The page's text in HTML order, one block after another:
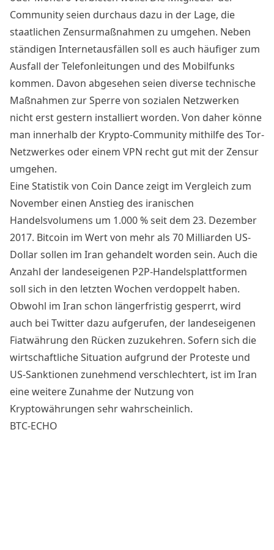
Community seien durchaus dazu in der Lage, die
staatlichen Zensurmaßnahmen zu umgehen. Neben
ständigen Internetausfällen soll es auch häufiger zum
Ausfall der Telefonleitungen und des Mobilfunks
kommen. Davon abgesehen seien diverse technische
Maßnahmen zur Sperre von sozialen Netzwerken
nicht erst gestern installiert worden. Von daher könne
man innerhalb der Krypto-Community mithilfe des Tor-
Netzwerkes oder einem VPN recht gut mit der Zensur
umgehen.
Eine Statistik von Coin Dance zeigt im Vergleich zum
November einen Anstieg des iranischen
Handelsvolumens um 1.000 % seit dem 23. Dezember
2017. Bitcoin im Wert von mehr als 70 Milliarden US-
Dollar sollen im Iran gehandelt worden sein. Auch die
Anzahl der landeseigenen P2P-Handelsplattformen
soll sich in den letzten Wochen verdoppelt haben.
Obwohl im Iran schon längerfristig gesperrt, wird
auch bei Twitter dazu aufgerufen, der landeseigenen
Fiatwährung den Rücken zuzukehren. Sofern sich die
wirtschaftliche Situation aufgrund der Proteste und
US-Sanktionen zunehmend verschlechtert, ist im Iran
eine weitere Zunahme der Nutzung von
Kryptowährungen sehr wahrscheinlich.
BTC-ECHO